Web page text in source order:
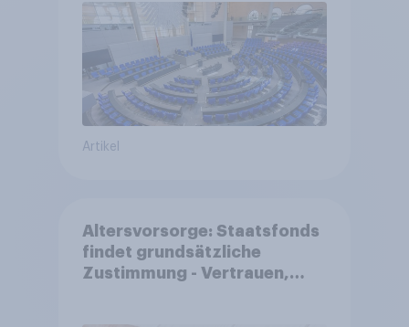
Artikel
Altersvorsorge: Staatsfonds
findet grundsätzliche
Zustimmung - Vertrauen,